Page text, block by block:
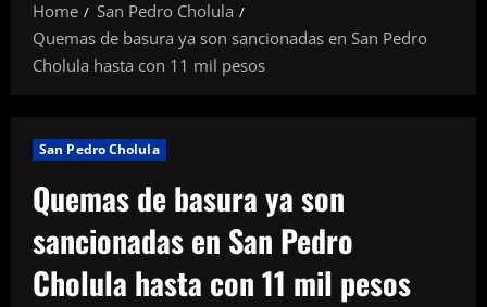
Home
San Pedro Cholula
Quemas de basura ya son sancionadas en San Pedro
Cholula hasta con 11 mil pesos
San Pedro Cholula
Quemas de basura ya son
sancionadas en San Pedro
Cholula hasta con 11 mil pesos